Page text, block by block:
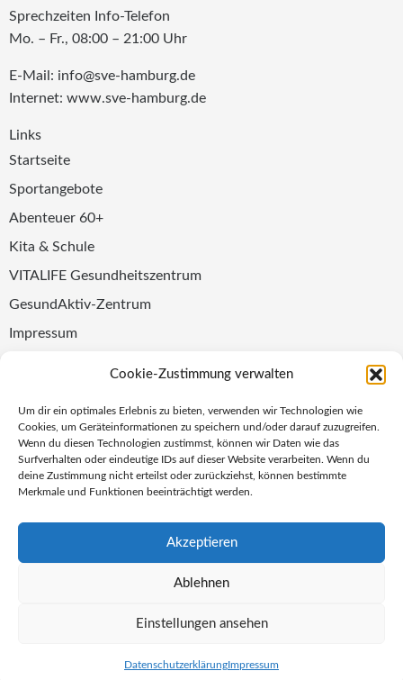
Cookie-Zustimmung verwalten
Um dir ein optimales Erlebnis zu bieten, verwenden wir Technologien wie
Cookies, um Geräteinformationen zu speichern und/oder darauf zuzugreifen.
Wenn du diesen Technologien zustimmst, können wir Daten wie das
Surfverhalten oder eindeutige IDs auf dieser Website verarbeiten. Wenn du
deine Zustimmung nicht erteilst oder zurückziehst, können bestimmte
Merkmale und Funktionen beeinträchtigt werden.
Akzeptieren
Ablehnen
Einstellungen ansehen
DatenschutzerklärungImpressum
Sprechzeiten Info-Telefon
Mo. – Fr., 08:00 – 21:00 Uhr
E-Mail: info@sve-hamburg.de
Internet: www.sve-hamburg.de
Links
Startseite
Sportangebote
Abenteuer 60+
Kita & Schule
VITALIFE Gesundheitszentrum
GesundAktiv-Zentrum
Impressum
Newsletter abonnieren ZUR ANMELDUNG
© Sportverein Eidelstedt Hamburg Hamburg von 1880 e.V. – Alle Rechte